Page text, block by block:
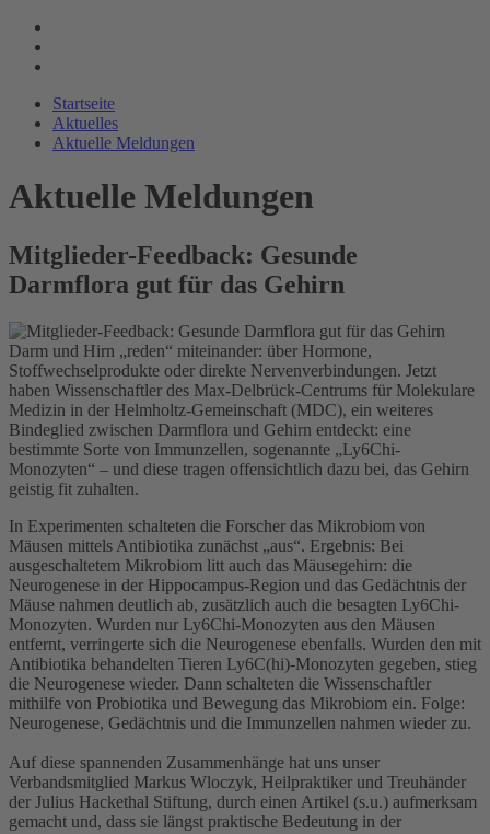
Startseite
Aktuelles
Aktuelle Meldungen
Aktuelle Meldungen
Mitglieder-Feedback: Gesunde
Darmflora gut für das Gehirn
Darm und Hirn „reden“ miteinander: über Hormone,
Stoffwechselprodukte oder direkte Nervenverbindungen. Jetzt
haben Wissenschaftler des Max-Delbrück-Centrums für Molekulare
Medizin in der Helmholtz-Gemeinschaft (MDC), ein weiteres
Bindeglied zwischen Darmflora und Gehirn entdeckt: eine
bestimmte Sorte von Immunzellen, sogenannte „Ly6Chi-
Monozyten“ – und diese tragen offensichtlich dazu bei, das Gehirn
geistig fit zuhalten.
In Experimenten schalteten die Forscher das Mikrobiom von
Mäusen mittels Antibiotika zunächst „aus“. Ergebnis: Bei
ausgeschaltetem Mikrobiom litt auch das Mäusegehirn: die
Neurogenese in der Hippocampus-Region und das Gedächtnis der
Mäuse nahmen deutlich ab, zusätzlich auch die besagten Ly6Chi-
Monozyten. Wurden nur Ly6Chi-Monozyten aus den Mäusen
entfernt, verringerte sich die Neurogenese ebenfalls. Wurden den mit
Antibiotika behandelten Tieren Ly6C(hi)-Monozyten gegeben, stieg
die Neurogenese wieder. Dann schalteten die Wissenschaftler
mithilfe von Probiotika und Bewegung das Mikrobiom ein. Folge:
Neurogenese, Gedächtnis und die Immunzellen nahmen wieder zu.
Auf diese spannenden Zusammenhänge hat uns unser
Verbandsmitglied Markus Wloczyk, Heilpraktiker und Treuhänder
der Julius Hackethal Stiftung, durch einen Artikel (s.u.) aufmerksam
gemacht und, dass sie längst praktische Bedeutung in der